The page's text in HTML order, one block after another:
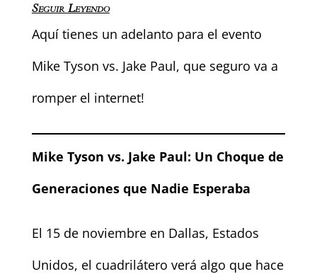
Seguir Leyendo
Aquí tienes un adelanto para el evento
Mike Tyson vs. Jake Paul, que seguro va a
romper el internet!
Mike Tyson vs. Jake Paul: Un Choque de
Generaciones que Nadie Esperaba
El 15 de noviembre en Dallas, Estados
Unidos, el cuadrilátero verá algo que hace